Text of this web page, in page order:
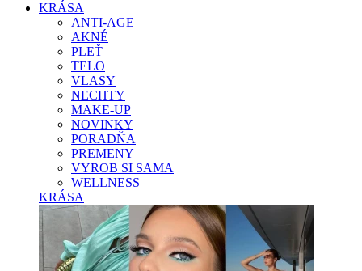
KRÁSA
ANTI-AGE
AKNÉ
PLEŤ
TELO
VLASY
NECHTY
MAKE-UP
NOVINKY
PORADŇA
PREMENY
VYROB SI SAMA
WELLNESS
KRÁSA